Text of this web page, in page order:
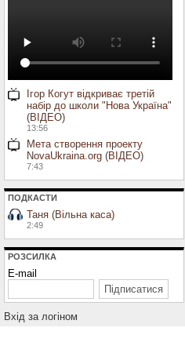
Ігор Когут відкриває третій
набір до школи "Нова Україна"
(ВІДЕО)
13:56
Мета створення проекту
NovaUkraina.org (ВІДЕО)
7:43
ПОДКАСТИ
Таня (Вільна каса)
2:49
РОЗСИЛКА
E-mail
Вхiд за логiном